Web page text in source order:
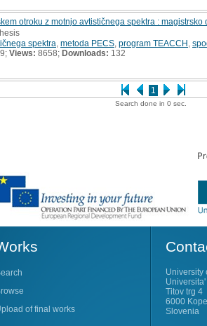
1
otroku z motnjo avtističnega spektra : magistrsko
spektra metoda PECS program TEACCH
Views: 8658; Downloads: 132
Search done in 0 sec.
of final works
University
Titov trg 4
6000
Slovenia